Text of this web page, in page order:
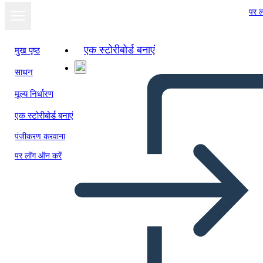
पर
मुख पृष्ठ
साधन
मूल्य निर्धारण
एक स्टोरीबोर्ड बनाएं
पंजीकरण करवाना
पर लॉग ऑन करें
एक स्टोरीबोर्ड बनाएं